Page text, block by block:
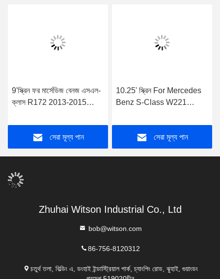
9'স্ক্রিন ফর মার্সেডিজ বেনজ এসএল-
ক্লাস R172 2013-2015
NTG4.5 অ্যান্ড্রয়েড মাল্টিমিডিয়া
সেরা মূল্য পান
10.25' স্ক্রিন For Mercedes
Benz S-Class W221
NTG3.0/3.5 অ্যান্ড্রয়েড
মাল্টিমিডিয়া প্লেয়ারসেরা মূল্য পান
Zhuhai Witson Industrial Co., Ltd
bob@witson.com
86-756-8120312
চতুর্থ তলা, বিল্ডিং এ, ডংহাই ইন্ডাস্ট্রিয়াল পার্ক, চ্যাংপিং রোড, ঝুহাই, গুয়াংডং